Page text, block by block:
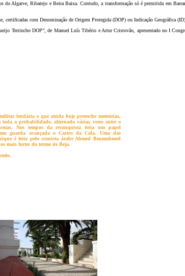
Algarve, Ribatejo e Beira Baixa. Contudo, a transformação só é permitida em
certificadas com Denominação de Origem Protegida (DOP) ou Indicação Geográfica (ID).
Terrincho DOP”, de Manuel Luís Tibério e Artur Cristovão, apresentado no I
lendária e que ainda hoje preenche memórias,
toda a probabilidade, alternado várias vezes entre o
Nos tempos da reconquista teria um papel
guarda avançada o Castro da Cola. Uma das
é feita pelo cronista árabe Ahmed Benmohmed
mais fortes do termo de Beja.